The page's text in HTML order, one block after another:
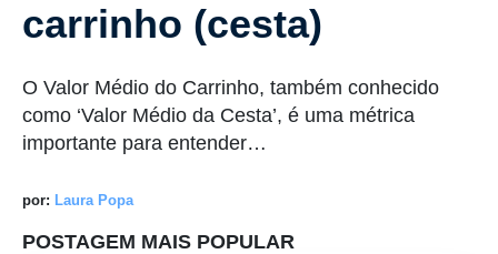
carrinho (cesta)
O Valor Médio do Carrinho, também conhecido
como ‘Valor Médio da Cesta’, é uma métrica
importante para entender…
por: Laura Popa
POSTAGEM MAIS POPULAR